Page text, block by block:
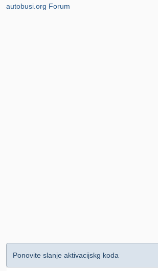
autobusi.org Forum
Ponovite slanje aktivacijskg koda